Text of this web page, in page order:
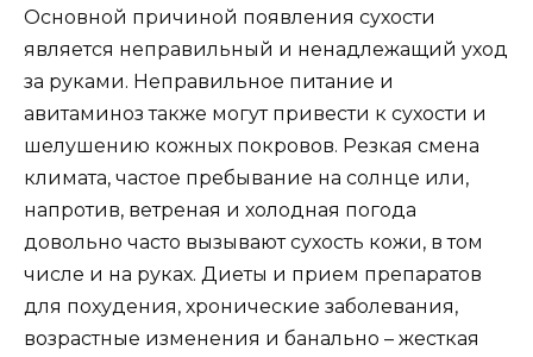
Основной причиной появления сухости
является неправильный и ненадлежащий уход
за руками. Неправильное питание и
авитаминоз также могут привести к сухости и
шелушению кожных покровов. Резкая смена
климата, частое пребывание на солнце или,
напротив, ветреная и холодная погода
довольно часто вызывают сухость кожи, в том
числе и на руках. Диеты и прием препаратов
для похудения, хронические заболевания,
возрастные изменения и банально – жесткая